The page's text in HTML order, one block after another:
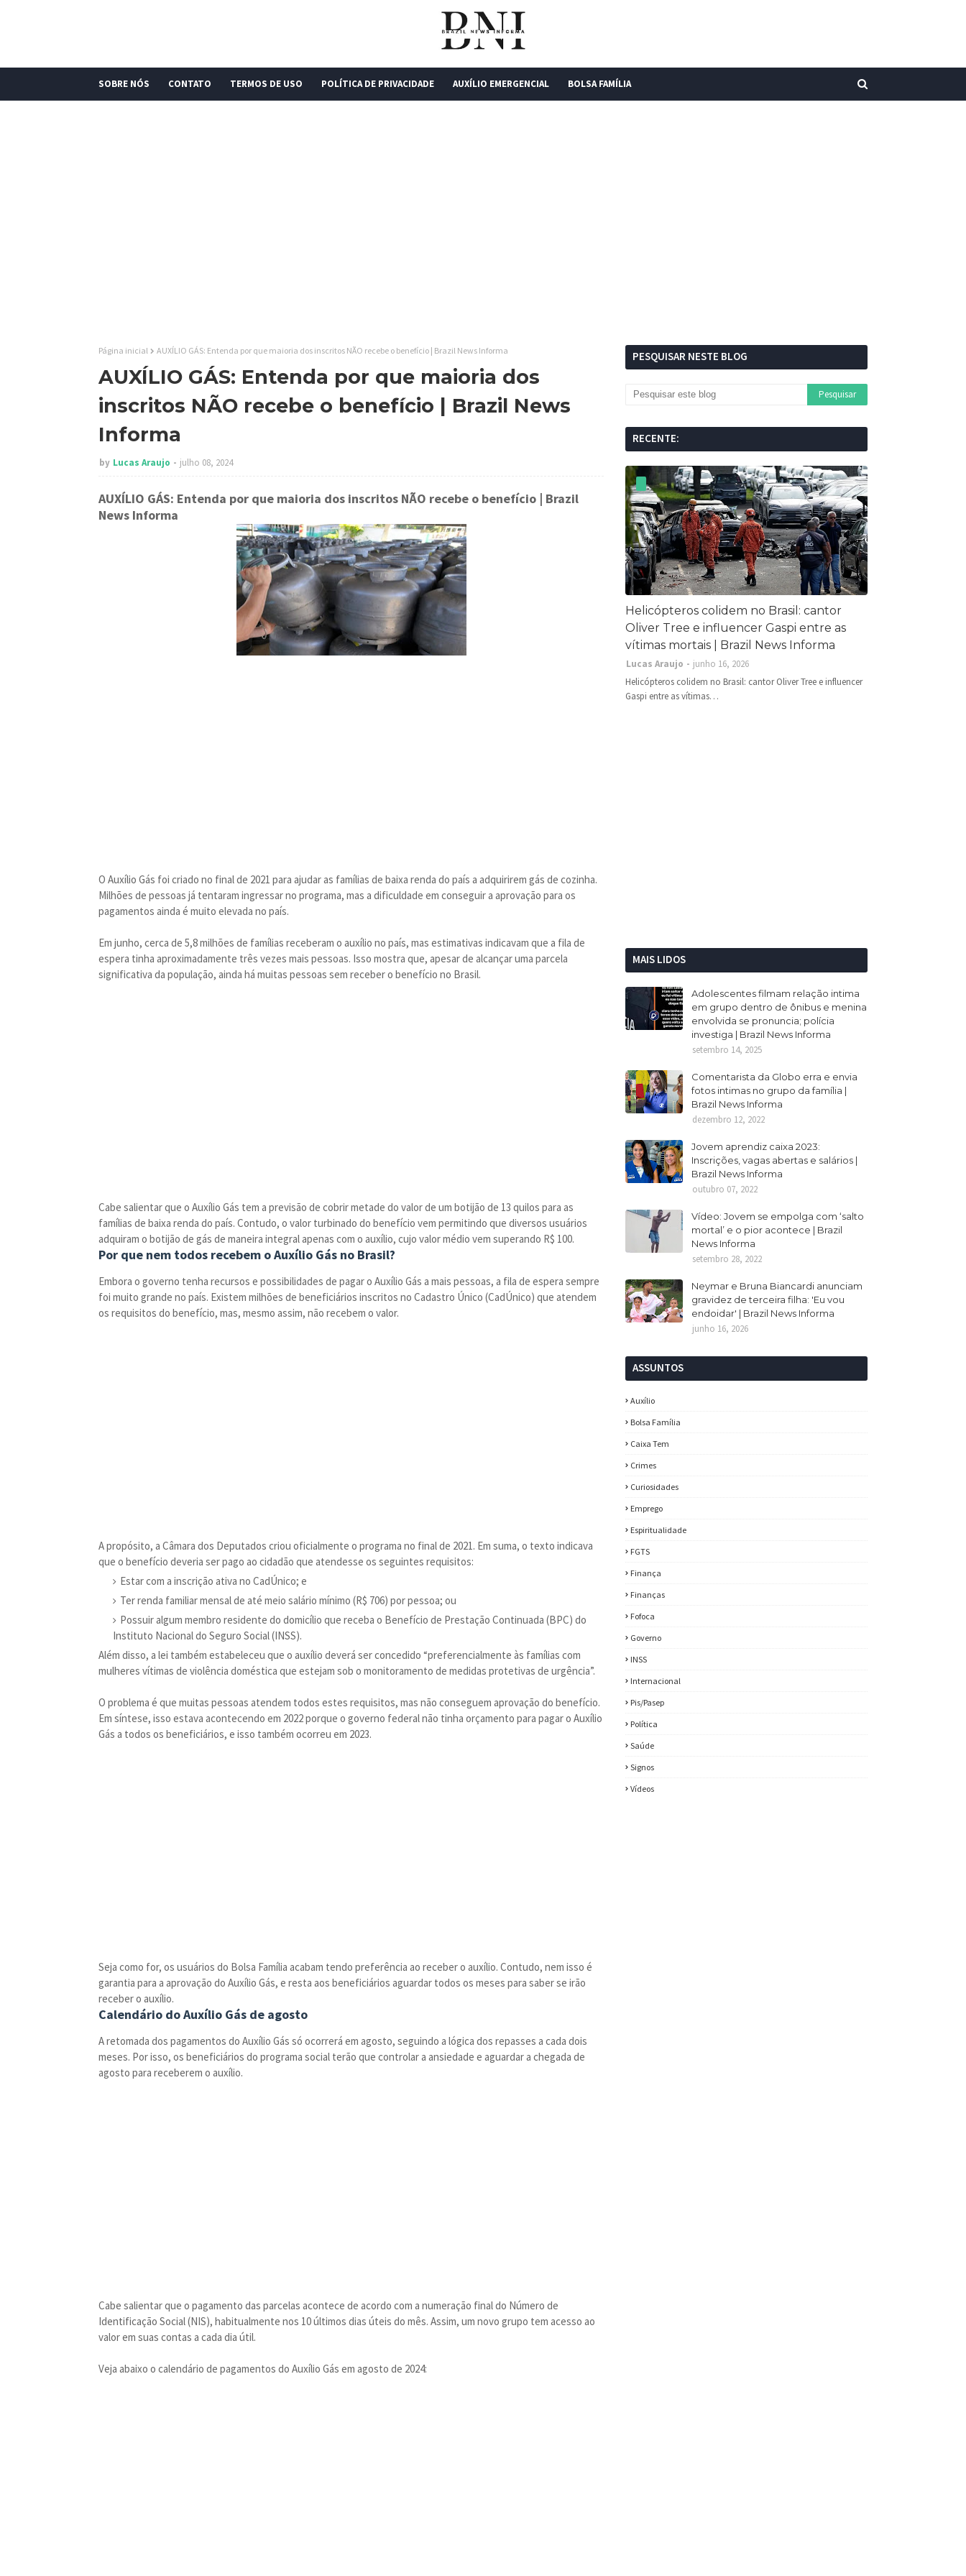
SOBRE NÓS CONTATO TERMOS DE USO POLÍTICA DE PRIVACIDADE AUXÍLIO EMERGENCIAL BOLSA FAMÍLIA
Página inicial AUXÍLIO GÁS: Entenda por que maioria dos inscritos NÃO recebe o benefício | Brazil News Informa
AUXÍLIO GÁS: Entenda por que maioria dos
inscritos NÃO recebe o benefício | Brazil News
Informa
by Lucas Araujo julho 08, 2024
AUXÍLIO GÁS: Entenda por que maioria dos inscritos NÃO recebe o benefício | Brazil
News Informa
O Auxílio Gás foi criado no final de 2021 para ajudar as famílias de baixa renda do país a adquirirem gás de cozinha.
Milhões de pessoas já tentaram ingressar no programa, mas a dificuldade em conseguir a aprovação para os
pagamentos ainda é muito elevada no país.
Em junho, cerca de 5,8 milhões de famílias receberam o auxílio no país, mas estimativas indicavam que a fila de
espera tinha aproximadamente três vezes mais pessoas. Isso mostra que, apesar de alcançar uma parcela
significativa da população, ainda há muitas pessoas sem receber o benefício no Brasil.
Cabe salientar que o Auxílio Gás tem a previsão de cobrir metade do valor de um botijão de 13 quilos para as
famílias de baixa renda do país. Contudo, o valor turbinado do benefício vem permitindo que diversos usuários
adquiram o botijão de gás de maneira integral apenas com o auxílio, cujo valor médio vem superando R$ 100.
Por que nem todos recebem o Auxílio Gás no Brasil?
Embora o governo tenha recursos e possibilidades de pagar o Auxílio Gás a mais pessoas, a fila de espera sempre
foi muito grande no país. Existem milhões de beneficiários inscritos no Cadastro Único (CadÚnico) que atendem
os requisitos do benefício, mas, mesmo assim, não recebem o valor.
A propósito, a Câmara dos Deputados criou oficialmente o programa no final de 2021. Em suma, o texto indicava
que o benefício deveria ser pago ao cidadão que atendesse os seguintes requisitos:
Estar com a inscrição ativa no CadÚnico; e
Ter renda familiar mensal de até meio salário mínimo (R$ 706) por pessoa; ou
Possuir algum membro residente do domicílio que receba o Benefício de Prestação Continuada (BPC) do
Instituto Nacional do Seguro Social (INSS).
Além disso, a lei também estabeleceu que o auxílio deverá ser concedido “preferencialmente às famílias com
mulheres vítimas de violência doméstica que estejam sob o monitoramento de medidas protetivas de urgência”.
O problema é que muitas pessoas atendem todos estes requisitos, mas não conseguem aprovação do benefício.
Em síntese, isso estava acontecendo em 2022 porque o governo federal não tinha orçamento para pagar o Auxílio
Gás a todos os beneficiários, e isso também ocorreu em 2023.
Seja como for, os usuários do Bolsa Família acabam tendo preferência ao receber o auxílio. Contudo, nem isso é
garantia para a aprovação do Auxílio Gás, e resta aos beneficiários aguardar todos os meses para saber se irão
receber o auxílio.
Calendário do Auxílio Gás de agosto
A retomada dos pagamentos do Auxílio Gás só ocorrerá em agosto, seguindo a lógica dos repasses a cada dois
meses. Por isso, os beneficiários do programa social terão que controlar a ansiedade e aguardar a chegada de
agosto para receberem o auxílio.
Cabe salientar que o pagamento das parcelas acontece de acordo com a numeração final do Número de
Identificação Social (NIS), habitualmente nos 10 últimos dias úteis do mês. Assim, um novo grupo tem acesso ao
valor em suas contas a cada dia útil.
Veja abaixo o calendário de pagamentos do Auxílio Gás em agosto de 2024:
PESQUISAR NESTE BLOG
RECENTE:
Helicópteros colidem no Brasil: cantor
Oliver Tree e influencer Gaspi entre as
vítimas mortais | Brazil News Informa
Lucas Araujo
junho 16, 2026
Helicópteros colidem no Brasil: cantor Oliver Tree e influencer
Gaspi entre as vítimas…
MAIS LIDOS
Adolescentes filmam relação intima
em grupo dentro de ônibus e menina
envolvida se pronuncia; polícia
investiga | Brazil News Informa
setembro 14, 2025
Comentarista da Globo erra e envia
fotos intimas no grupo da família |
Brazil News Informa
dezembro 12, 2022
Jovem aprendiz caixa 2023:
Inscrições, vagas abertas e salários |
Brazil News Informa
outubro 07, 2022
Vídeo: Jovem se empolga com ‘salto
mortal’ e o pior acontece | Brazil
News Informa
setembro 28, 2022
Neymar e Bruna Biancardi anunciam
gravidez de terceira filha: 'Eu vou
endoidar' | Brazil News Informa
junho 16, 2026
ASSUNTOS
Auxílio
Bolsa Família
Caixa Tem
Crimes
Curiosidades
Emprego
Espiritualidade
FGTS
Finança
Finanças
Fofoca
Governo
INSS
Internacional
Pis/Pasep
Política
Saúde
Signos
Vídeos